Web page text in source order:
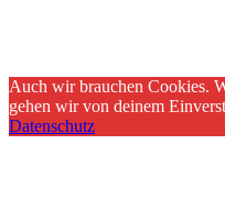
Auch wir brauchen Cookies.
gehen wir von deinem
Datenschutz